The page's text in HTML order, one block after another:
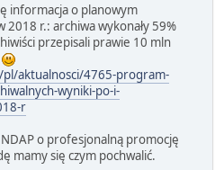
informacja o planowym
r.: archiwa wykonały 59%
przepisali prawie 10 mln
aktualnosci/4765-program-
wyniki-po-i-
r
o profesjonalną promocję
mamy się czym pochwalić.